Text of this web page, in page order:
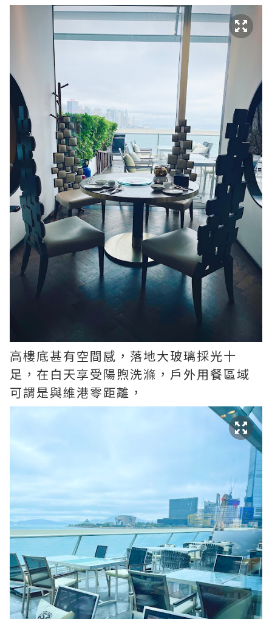
高樓底甚有空間感，落地大玻璃採光十
足，在白天享受陽煦洗滌，戶外用餐區域
可謂是與維港零距離，